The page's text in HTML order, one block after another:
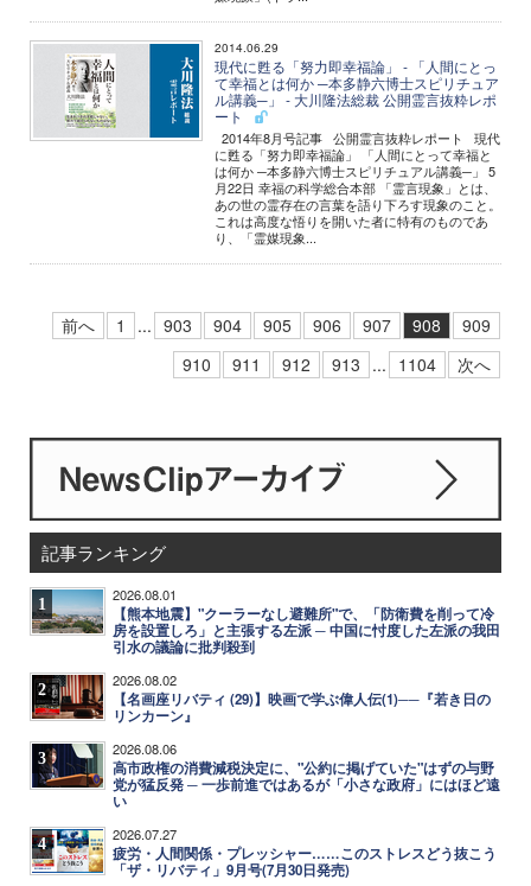
2014.06.29
現代に甦る「努力即幸福論」 - 「人間にとっ
て幸福とは何か ─本多静六博士スピリチュア
ル講義─」 - 大川隆法総裁 公開霊言抜粋レポ
ート
2014年8月号記事 公開霊言抜粋レポート 現代
に甦る「努力即幸福論」 「人間にとって幸福と
は何か ─本多静六博士スピリチュアル講義─」 5
月22日 幸福の科学総合本部 「霊言現象」とは、
あの世の霊存在の言葉を語り下ろす現象のこと。
これは高度な悟りを開いた者に特有のものであ
り、「霊媒現象...
前へ 1 ... 903 904 905 906 907 908
909
910
911 912 913 ... 1104 次へ
記事ランキング
1 2026.08.01
【熊本地震】"クーラーなし避難所"で、「防衛費を削って冷
房を設置しろ」と主張する左派 ─ 中国に忖度した左派の我田
引水の議論に批判殺到
2 2026.08.02
【名画座リバティ (29)】映画で学ぶ偉人伝(1)──『若き日の
リンカーン』
3 2026.08.06
高市政権の消費減税決定に、"公約に掲げていた"はずの与野
党が猛反発 ─ 一歩前進ではあるが「小さな政府」にはほど遠
い
4 2026.07.27
疲労・人間関係・プレッシャー……このストレスどう抜こう
「ザ・リバティ」9月号(7月30日発売)